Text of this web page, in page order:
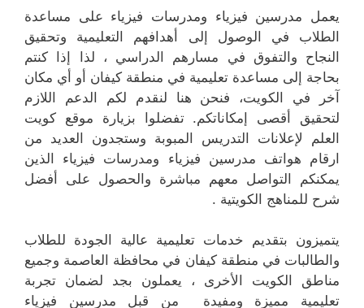
يعمل مدرسين فيزياء ومدرسات فيزياء على مساعدة
الطلاب في الوصول إلى أهدافهم التعليمية وتحقيق
النجاح والتفوق في مسارهم الدراسي ، لذا إذا كنتم
بحاجة إلى مساعدة تعليمية في منطقة كيفان أو أي مكان
آخر في الكويت، فنحن هنا لنقدم لكم الدعم اللازم
لتحقيق أقصى إمكاناتكم. تفضلوا بزيارة موقع كويت
العلم لإعلانات التدريس المبوبة وستجدون العديد من
ارقام هواتف مدرسين فيزياء ومدرسات فيزياء الذين
يمكنكم التواصل معهم مباشرة والحصول على أفضل
شرح للمناهج الكويتية .
يتميزون بتقديم خدمات تعليمية عالية الجودة للطلاب
والطالبات في منطقة كيفان في محافظة العاصمة وجميع
مناطق الكويت الأخرى ، يعملون بجد لضمان تجربة
تعليمية مميزة ومفيدة من قبل مدرسين فيزياء